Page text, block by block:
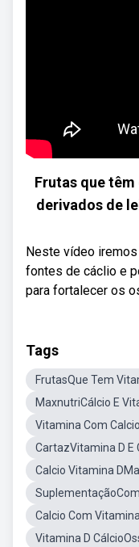
Frutas que
derivados de
Neste vídeo
fontes de cáclio e
para fortalecer os
Tags
FrutasQue Tem
MaxnutriCálcio E
Vitamina Com
CartazVitamina D E
Calcio Vitamina
Calcio Com
Vitamina D